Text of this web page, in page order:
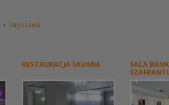
› Stryszawa
RESTAURACJA SAVANA
SALA